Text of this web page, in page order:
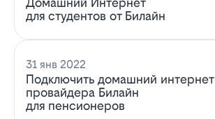
для студентов от Билайн
31 янв 2022
Подключить домашний интернет
провайдера Билайн
для пенсионеров